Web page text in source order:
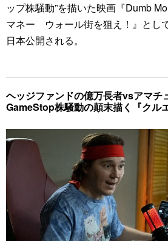
ップ株騒動”を描いた映画『Dumb
マネー ウォール街を狙え！』とし
日本公開される。
ヘッジファンドの億万長者vsアマチ
GameStop株騒動の顛末描く『クル